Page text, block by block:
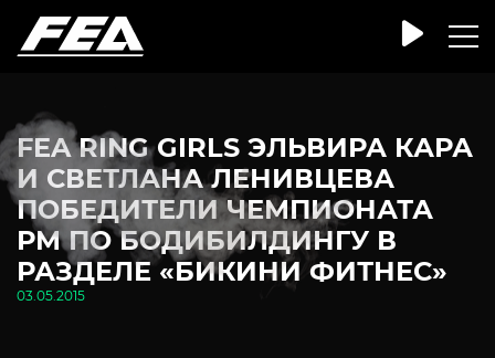
FEA RING GIRLS ЭЛЬВИРА КАРА
И СВЕТЛАНА ЛЕНИВЦЕВА
ПОБЕДИТЕЛИ ЧЕМПИОНАТА
РМ ПО БОДИБИЛДИНГУ В
РАЗДЕЛЕ «БИКИНИ ФИТНЕС»
03.05.2015